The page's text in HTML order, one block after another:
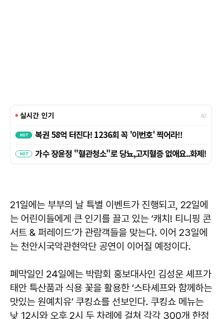
21일에는 부부의 날 특별 이벤트가 진행되고, 22일에
는 어린이들에게 큰 인기를 끌고 있는 ‘캐치! 티니핑 콘
서트 & 퍼레이드’가 관람객들을 맞는다. 이어 23일에
는 천안시국악관현악단 공연이 이어질 예정이다.
폐막일인 24일에는 박람회 홍보대사인 김성운 셰프가
태안 특산품과 식용 꽃을 활용한 ‘스타셰프와 함께하는
맛있는 원예치유’ 쿠킹쇼를 선보인다. 쿠킹쇼 메뉴는
낮 12시와 오후 2시 두 차례에 걸쳐 각각 300개 한정